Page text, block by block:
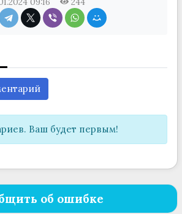
Ваш будет первым!
об ошибке